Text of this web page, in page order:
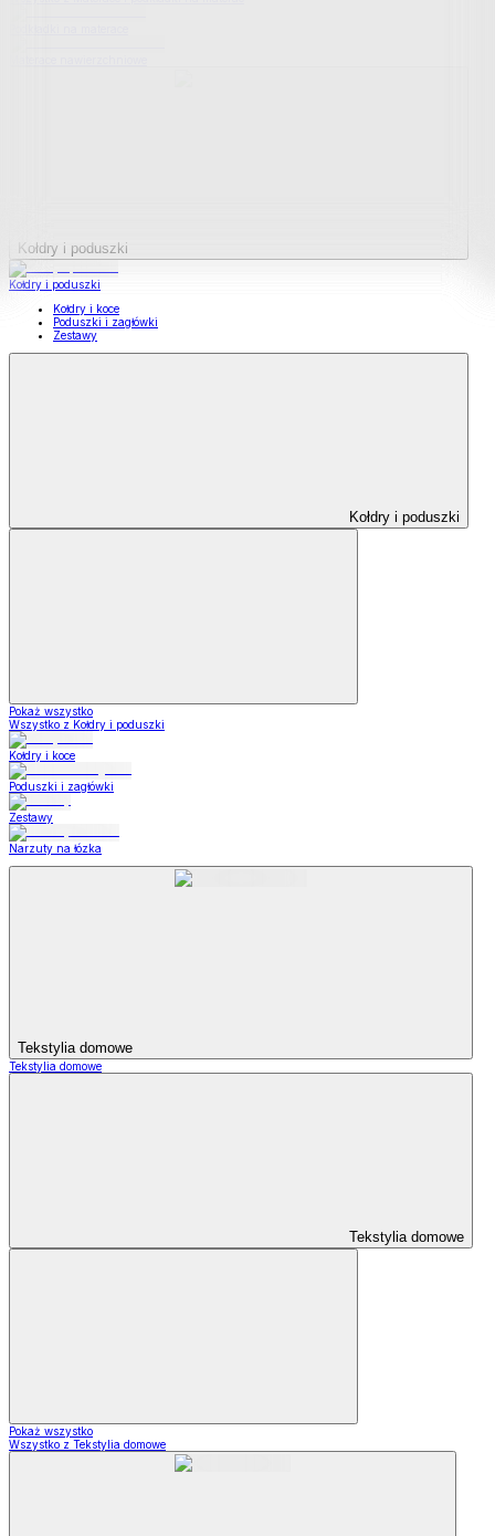
Kołdry i poduszki
Kołdry i poduszki
Kołdry i koce
Poduszki i zagłówki
Zestawy
Kołdry i poduszki
Pokaż wszystko
Wszystko z Kołdry i poduszki
Kołdry i koce
Poduszki i zagłówki
Zestawy
Narzuty na łózka
Tekstylia domowe
Tekstylia domowe
Tekstylia domowe
Pokaż wszystko
Wszystko z Tekstylia domowe